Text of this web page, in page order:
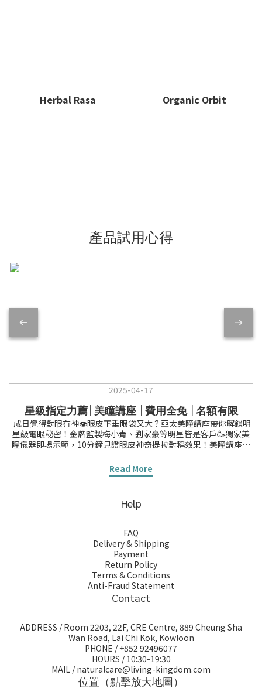
Herbal Rasa Organic Orbit
產品試用心得
2025-04-17
星級指定力薦│美瞳講座 │費用全免 │名額有限
成日覺得對眼冇神👁️眼皮下垂眼袋又大？亞太美瞳講座帶你解鎖明
星級電眼秘密！金牌監製梅小青、劉家豪等明星皆是客戶🥳獨家美
瞳儀器即場示範，10分鐘見證眼皮神奇提拉對稱效果！美瞳講座內
矯正眼部下垂的原因👉🏻美瞳檢查內容及示範👉🏻美瞳治療示範（會有
儀器帶到現場，揀客人出來示範）👉🏻️⁠即場登記美瞳治療會有優惠以
號（星期日）🕐時間：下午2點至5點📍地址：佐敦彌敦道 223 號 盛
樂中心10樓演講廳📱WhatsApp預約：92496077(佐敦地鐵站C出口
多2名⚠️由即日起報名至5月17日截止⚠️
Read More
Help
FAQ
Delivery & Shipping
Payment
Return Policy
Terms & Conditions
Anti-Fraud Statement
Contact
ADDRESS / Room 2203, 22F, CRE Centre, 889 Cheung Sha
Wan Road, Lai Chi Kok, Kowloon
PHONE / +852 92496077
HOURS / 10:30-19:30
MAIL / naturalcare@living-kingdom.com
位置（點擊放大地圖）